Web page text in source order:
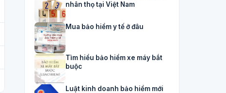
nhân thọ tại Việt Nam
Mua bảo hiểm y tế ở đâu
Tìm hiểu bảo hiểm xe máy bắt
buộc
Luật kinh doanh bảo hiểm mới